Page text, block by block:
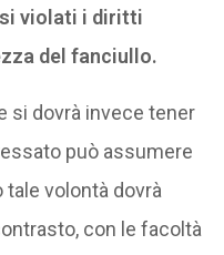
violati i diritti
del fanciullo.
si dovrà invece tener
può assumere
tale volontà dovrà
con le facoltà